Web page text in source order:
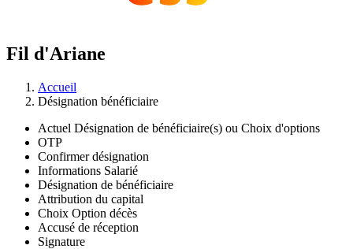
Fil d'Ariane
Accueil
Désignation bénéficiaire
Actuel Désignation de bénéficiaire(s) ou Choix d'options
OTP
Confirmer désignation
Informations Salarié
Désignation de bénéficiaire
Attribution du capital
Choix Option décès
Accusé de réception
Signature